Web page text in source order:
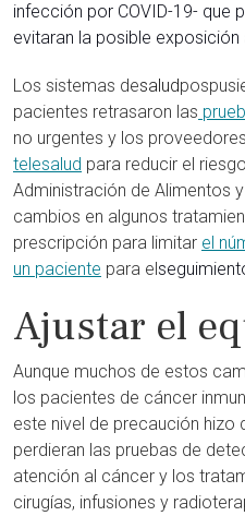
infección por COVID-19- que
evitaran la posible exposición
Los sistemas desalud
pacientes retrasaron las
no urgentes y los
telesalud para reducir el
Administración de Alimentos
cambios en algunos
prescripción para limitar el
un paciente para el
Ajustar el
Aunque muchos de estos
los pacientes de cáncer
este nivel de precaución hizo
perdieran las pruebas de
atención al cáncer y los
cirugías, infusiones y